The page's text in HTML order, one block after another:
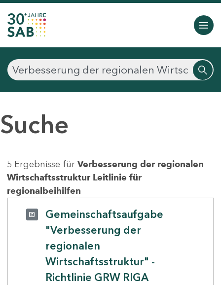
Suche
5 Ergebnisse für Verbesserung der regionalen
Wirtschaftsstruktur Leitlinie für
regionalbeihilfen
Gemeinschaftsaufgabe
"Verbesserung der
regionalen
Wirtschaftsstruktur" -
Richtlinie GRW RIGA